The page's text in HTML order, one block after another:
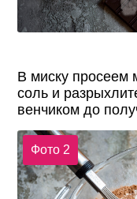
В миску просеем
соль и
венчиком до
Фото 2